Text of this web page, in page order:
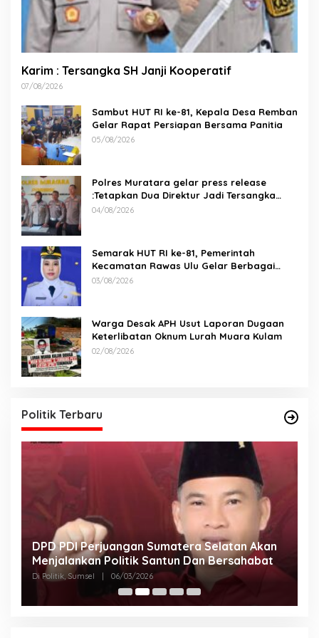
Karim : Tersangka SH Janji Kooperatif
07/08/2026
Sambut HUT RI ke-81, Kepala Desa Remban
Gelar Rapat Persiapan Bersama Panitia
05/08/2026
Polres Muratara gelar press release
:Tetapkan Dua Direktur Jadi Tersangka
Kecelakaan Maut antara Bus ALS dan
04/08/2026
Semarak HUT RI ke-81, Pemerintah
Kecamatan Rawas Ulu Gelar Berbagai
Lomba
03/08/2026
Warga Desak APH Usut Laporan Dugaan
Keterlibatan Oknum Lurah Muara Kulam
02/08/2026
Politik Terbaru
DPD PDI Perjuangan Sumatera Selatan Akan
Menjalankan Politik Santun Dan Bersahabat
Di Politik, Sumsel | 06/03/2026